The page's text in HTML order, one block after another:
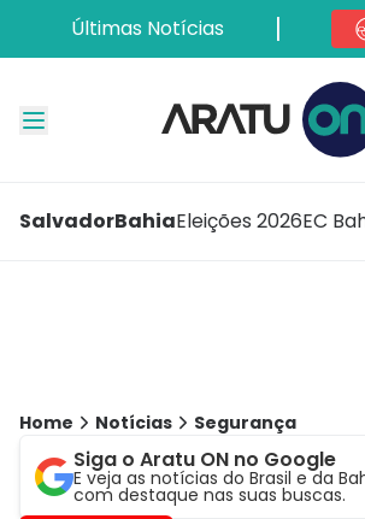
Últimas Notícias
SalvadorBahiaEleições 2026EC
Home Notícias Segurança
Siga o Aratu ON no Google
E veja as notícias do Brasil e da
com destaque nas suas buscas.